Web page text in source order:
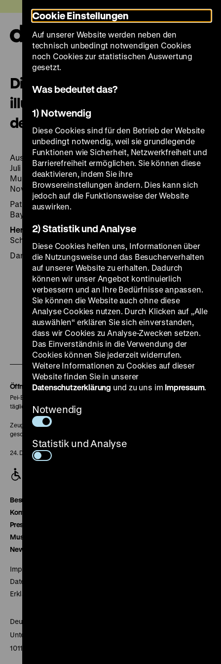
zum
Seiteninhalt
springen
Die Ottheinrich-Bibel: das erste
illustrierte Neue Testament in
deutscher Sprache
Ausstellung Bayerische Staatsbibliothek, München, 9.
Juli bis 10. August 2008 ... Deutsches Historisches
Museum, Berlin, Zeughaus, 23. September bis 1.
November 2009, und weitere Stationen
Patrimonia, Bd. 334; Ausstellungskataloge der
Bayerischen Staatsbibliothek, Bd. 80
Herausgegeben von:Red.:Claudia Fabian und Jürgen
Schefzyk
Darmstadt 2008, 214 Seiten: zahlr. Ill., WBG
Zu
unserer
Instagram
Seite
Zu
unserer
YouTube
Seite
Zu
unserer
Facebook
Seite
Zu
unserer
LinkedIn
Seite
Zu
Zu
unserer
Soundcloud
Seite
Öffnungszeiten
Pei-Bau:
täglich 10-18 Uhr
Zeughaus:
geschlossen
24. Dezember geschlossen
Besucherservice
Kontakt
Presse
Museumsverein
Newsletter
Impressum
Datenschutz
Erklärung digitale Barrierefreiheit
Deutsches Historisches Museum
Unter den Linden 2
10117 Berlin
Cookie Einstellungen
Auf unserer Website werden neben den
technisch unbedingt notwendigen Cookies
noch Cookies zur statistischen Auswertung
gesetzt.
Was bedeutet das?
1) Notwendig
Diese Cookies sind für den Betrieb der Website
unbedingt notwendig, weil sie grundlegende
Funktionen wie Sicherheit, Netzwerkfreiheit und
Barrierefreiheit ermöglichen. Sie können diese
deaktivieren, indem Sie ihre
Browsereinstellungen ändern. Dies kann sich
jedoch auf die Funktionsweise der Website
auswirken.
2) Statistik und Analyse
Diese Cookies helfen uns, Informationen über
die Nutzungsweise und das Besucherverhalten
auf unserer Website zu erhalten. Dadurch
können wir unser Angebot kontinuierlich
verbessern und an Ihre Bedürfnisse anpassen.
Sie können die Website auch ohne diese
Analyse Cookies nutzen. Durch Klicken auf „Alle
auswählen“ erklären Sie sich einverstanden,
dass wir Cookies zu Analyse-Zwecken setzen.
Das Einverständnis in die Verwendung der
Cookies können Sie jederzeit widerrufen.
Weitere Informationen zu Cookies auf dieser
Website finden Sie in unserer
Datenschutzerklärung und zu uns im Impressum.
Notwendig
Statistik und Analyse